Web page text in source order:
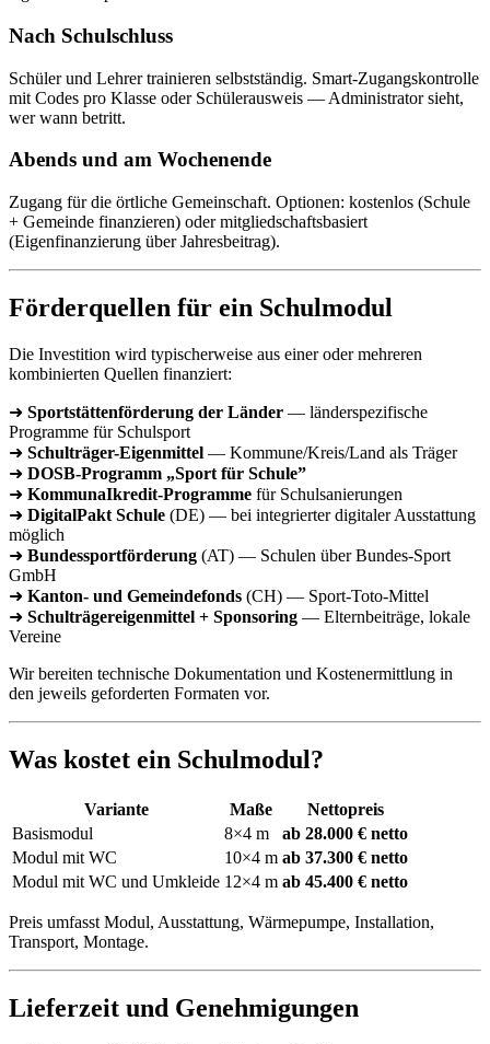
Nach Schulschluss
Schüler und Lehrer trainieren selbstständig. Smart-Zugangskontrolle
mit Codes pro Klasse oder Schülerausweis — Administrator sieht,
wer wann betritt.
Abends und am Wochenende
Zugang für die örtliche Gemeinschaft. Optionen: kostenlos (Schule
+ Gemeinde finanzieren) oder mitgliedschaftsbasiert
(Eigenfinanzierung über Jahresbeitrag).
Förderquellen für ein Schulmodul
Die Investition wird typischerweise aus einer oder mehreren
kombinierten Quellen finanziert:
➜ Sportstättenförderung der Länder — länderspezifische
Programme für Schulsport
➜ Schulträger-Eigenmittel — Kommune/Kreis/Land als Träger
➜ DOSB-Programm „Sport für Schule”
➜ KommunaIkredit-Programme für Schulsanierungen
➜ DigitalPakt Schule (DE) — bei integrierter digitaler Ausstattung
möglich
➜ Bundessportförderung (AT) — Schulen über Bundes-Sport
GmbH
➜ Kanton- und Gemeindefonds (CH) — Sport-Toto-Mittel
➜ Schulträgereigenmittel + Sponsoring — Elternbeiträge, lokale
Vereine
Wir bereiten technische Dokumentation und Kostenermittlung in
den jeweils geforderten Formaten vor.
Was kostet ein Schulmodul?
Variante Maße
Nettopreis
Basismodul
8×4 m
ab 28.000 € netto
Modul mit WC
10×4 m ab 37.300 € netto
Modul mit WC und Umkleide 12×4 m ab 45.400 € netto
Preis umfasst Modul, Ausstattung, Wärmepumpe, Installation,
Transport, Montage.
Lieferzeit und Genehmigungen